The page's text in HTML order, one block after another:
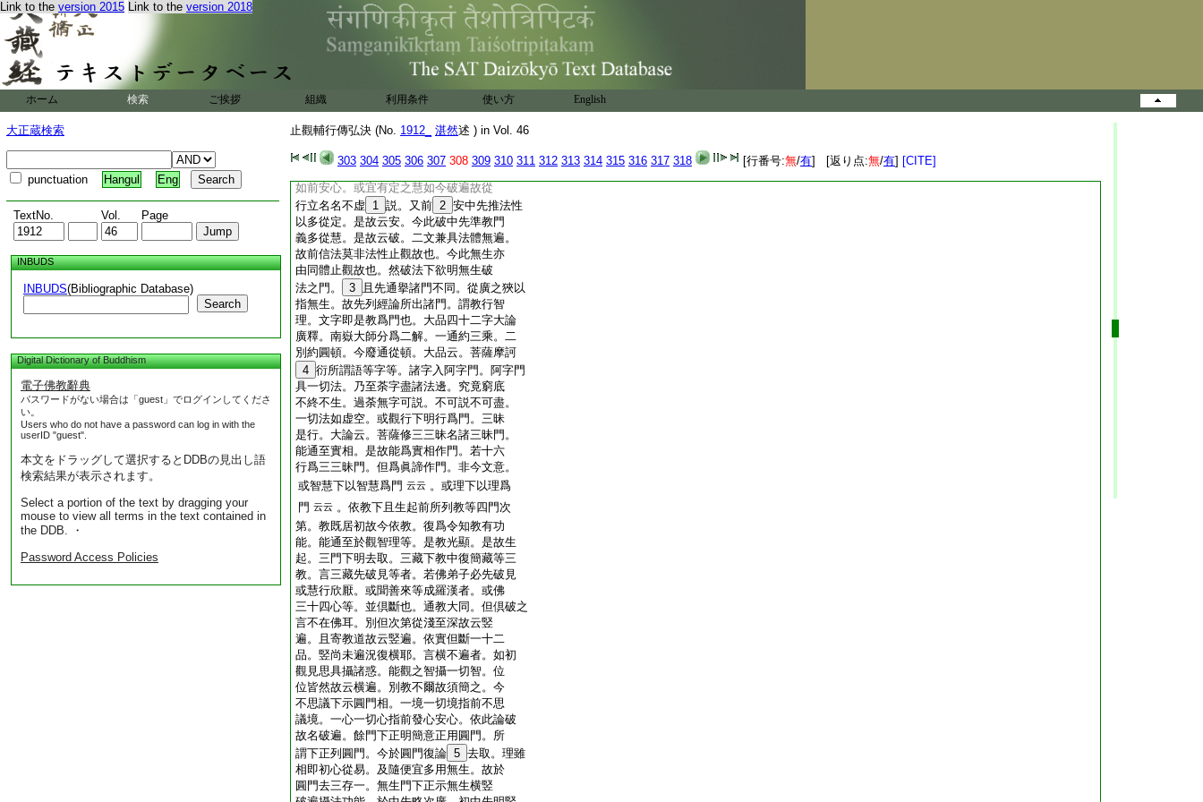
Link to the version 2015 Link to the version 2018
ホーム 検索 ご挨拶 組織 利用条件 使い方 English
大正蔵検索
punctuation Hangul Eng
TextNo. Vol. Page
INBUDS
INBUDS(Bibliographic Database)
Search
Digital Dictionary of Buddhism
電子佛教辭典
パスワードがない場合は「guest」でログインしてくださ
い。
Users who do not have a password can log in with the
userID "guest".
本文をドラッグして選択するとDDBの見出し語
検索結果が表示されます。
Select a portion of the text by dragging your
mouse to view all terms in the text contained in
the DDB. ・
Password Access Policies
止觀輔行傳弘決 (No. 1912_ 湛然述 ) in Vol. 46
303 304 305 306 307 308 309 310 311 312 313 314 315 316 317 318 [行番号:無/有] [返り点:無/有] [CITE]
顛倒誰論多少。但曾解境發心安心。心既
未安故云少耳。全未破故故復云破。前以
定慧處於法性。故名爲安。今以準教四句
推責不安之心。故名爲破。破非不安安非
不破。得名隨事心境唯一。上善巧下約上安
心對辨破否。若已安於諦定慧已發。彼即
是破。何須至今更須論破。次若未下正明
破意。由未安故。若未破故今更論破故云
若未相應等也。言有定之慧等者。然安心
破遍並是絶待。咸具定慧。今據初心欲入
如前安心。或宜有定之慧如今破遍故從
行立名名不虚 1 説。又前 2 安中先推法性
以多從定。是故云安。今此破中先準教門
義多從慧。是故云破。二文兼具法體無遍。
故前信法莫非法性止觀故也。今此無生亦
由同體止觀故也。然破法下欲明無生破
法之門。
3
且先通擧諸門不同。從廣之狹以
指無生。故先列經論所出諸門。謂教行智
理。文字即是教爲門也。大品四十二字大論
廣釋。南嶽大師分爲二解。一通約三乘。二
別約圓頓。今廢通從頓。大品云。菩薩摩訶
4 衍所謂語等字等。諸字入阿字門。阿字門
具一切法。乃至荼字盡諸法邊。究竟窮底
不終不生。過荼無字可説。不可説不可盡。
一切法如虚空。或觀行下明行爲門。三昧
是行。大論云。菩薩修三三昧名諸三昧門。
能通至實相。是故能爲實相作門。若十六
行爲三三昧門。但爲眞諦作門。非今文意。
或智慧下以智慧爲門 云云 。或理下以理爲
門 云云 。依教下且生起前所列教等四門次
第。教既居初故今依教。復爲令知教有功
能。能通至於觀智理等。是教光顯。是故生
起。三門下明去取。三藏下教中復簡藏等三
教。言三藏先破見等者。若佛弟子必先破見
或慧行欣厭。或聞善來等成羅漢者。或佛
三十四心等。並倶斷也。通教大同。但倶破之
言不在佛耳。別但次第從淺至深故云竪
遍。且寄教道故云竪遍。依實但斷一十二
品。竪尚未遍況復横耶。言横不遍者。如初
觀見思具攝諸惑。能觀之智攝一切智。位
位皆然故云横遍。別教不爾故須簡之。今
不思議下示圓門相。一境一切境指前不思
議境。一心一切心指前發心安心。依此論破
故名破遍。餘門下正明簡意正用圓門。所
謂下正列圓門。今於圓門復論 5 去取。理雖
相即初心從易。及隨便宜多用無生。故於
圓門去三存一。無生門下正示無生横竪